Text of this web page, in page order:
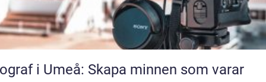
i Umeå: Skapa minnen som varar